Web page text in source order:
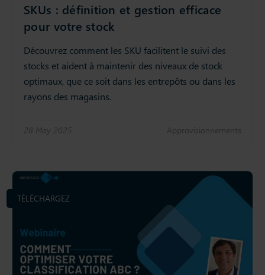
SKUs : définition et gestion efficace
pour votre stock
Découvrez comment les SKU facilitent le suivi des
stocks et aident à maintenir des niveaux de stock
optimaux, que ce soit dans les entrepôts ou dans les
rayons des magasins.
28 May 2025 Approvisionnements
TÉLÉCHARGEZ